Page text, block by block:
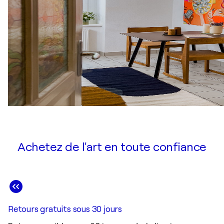
Achetez de l'art en toute confiance
Retours gratuits sous 30 jours